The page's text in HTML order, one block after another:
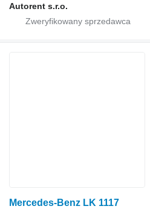
Autorent s.r.o.
Mercedes-Benz LK 1117